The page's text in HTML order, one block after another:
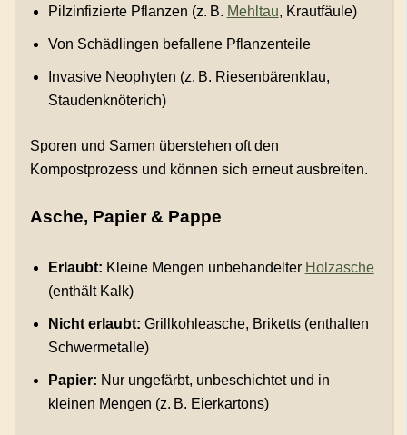
Pilzinfizierte Pflanzen (z. B. Mehltau, Krautfäule)
Von Schädlingen befallene Pflanzenteile
Invasive Neophyten (z. B. Riesenbärenklau,
Staudenknöterich)
Sporen und Samen überstehen oft den
Kompostprozess und können sich erneut ausbreiten.
Asche, Papier & Pappe
Erlaubt: Kleine Mengen unbehandelter Holzasche
(enthält Kalk)
Nicht erlaubt: Grillkohleasche, Briketts (enthalten
Schwermetalle)
Papier: Nur ungefärbt, unbeschichtet und in
kleinen Mengen (z. B. Eierkartons)